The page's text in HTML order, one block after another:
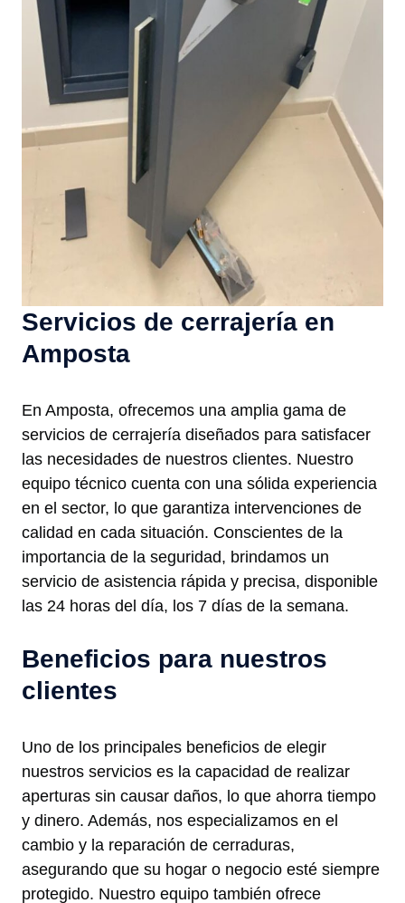
Servicios de cerrajería en
Amposta
En Amposta, ofrecemos una amplia gama de
servicios de cerrajería diseñados para satisfacer
las necesidades de nuestros clientes. Nuestro
equipo técnico cuenta con una sólida experiencia
en el sector, lo que garantiza intervenciones de
calidad en cada situación. Conscientes de la
importancia de la seguridad, brindamos un
servicio de asistencia rápida y precisa, disponible
las 24 horas del día, los 7 días de la semana.
Beneficios para nuestros
clientes
Uno de los principales beneficios de elegir
nuestros servicios es la capacidad de realizar
aperturas sin causar daños, lo que ahorra tiempo
y dinero. Además, nos especializamos en el
cambio y la reparación de cerraduras,
asegurando que su hogar o negocio esté siempre
protegido. Nuestro equipo también ofrece